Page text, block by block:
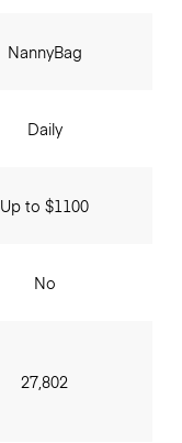
NannyBag
Daily
Up to $1100
No
27,802